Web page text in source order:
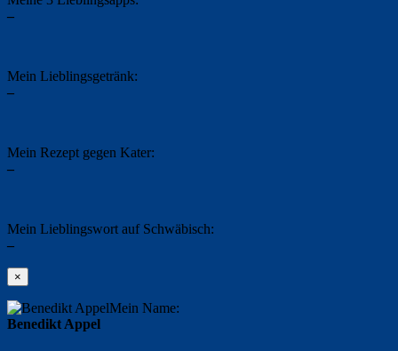
–
Mein Lieblingsgetränk:
–
Mein Rezept gegen Kater:
–
Mein Lieblingswort auf Schwäbisch:
–
×
Mein Name:
Benedikt Appel